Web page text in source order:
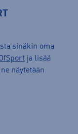
sinäkin oma
ja lisää
näytetään